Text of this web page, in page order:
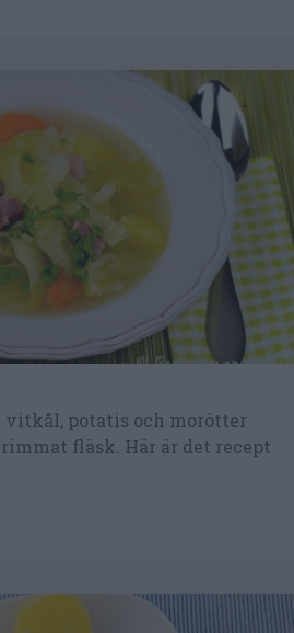
vitkål, potatis och morötter
fläsk. Här är det recept